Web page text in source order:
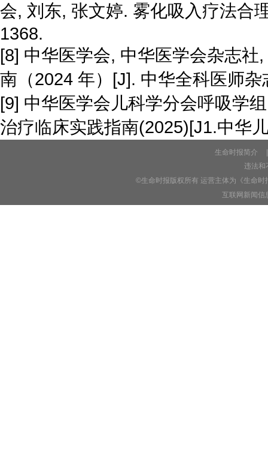
会, 刘东, 张文婷. 雾化吸入疗法合
1368.
[8] 中华医学会, 中华医学会杂志
南（2024 年）[J]. 中华全科医师
[9] 中华医学会儿科学分会呼吸学
治疗临床实践指南(2025)[J1.中华
生命时报简介
违法和
©生命时报版权所有 运营主体为《生命
互联网新闻信